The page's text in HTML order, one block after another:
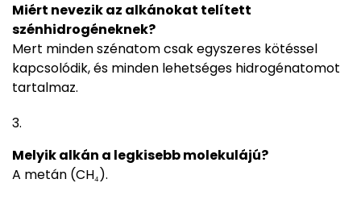
Miért nevezik az alkánokat telített
szénhidrogéneknek?
Mert minden szénatom csak egyszeres kötéssel
kapcsolódik, és minden lehetséges hidrogénatomot
tartalmaz.
Melyik alkán a legkisebb molekulájú?
A metán (CH₄).